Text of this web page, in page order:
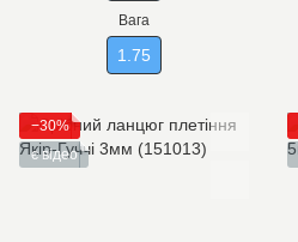
Вага
1.75
−30%
є відео